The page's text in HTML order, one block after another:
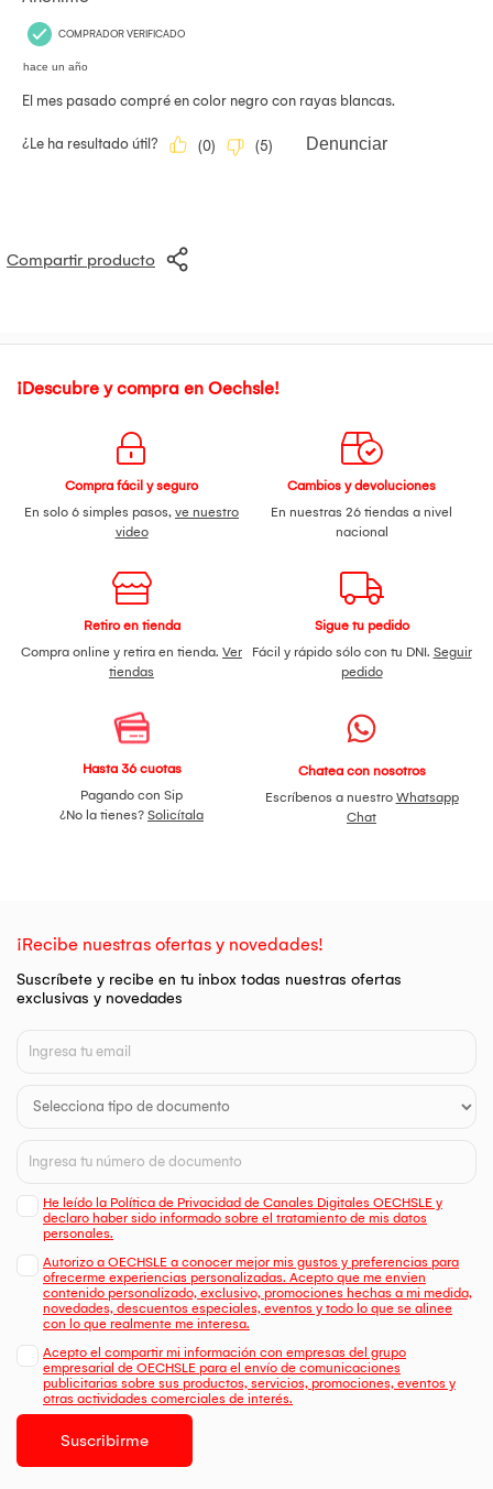
Compartir producto
¡Descubre y compra en Oechsle!
Compra fácil y seguro
En solo 6 simples pasos, ve nuestro
video
Cambios y devoluciones
En nuestras 26 tiendas a nivel
nacional
Retiro en tienda
Compra online y retira en tienda. Ver
tiendas
Sigue tu pedido
Fácil y rápido sólo con tu DNI. Seguir
pedido
Hasta 36 cuotas
Pagando con Sip
¿No la tienes? Solicítala
Chatea con nosotros
Escríbenos a nuestro Whatsapp
Chat
¡Recibe nuestras ofertas y novedades!
Suscríbete y recibe en tu inbox todas nuestras ofertas
exclusivas y novedades
He leído la Política de Privacidad de Canales Digitales OECHSLE y
declaro haber sido informado sobre el tratamiento de mis datos
personales.
Autorizo a OECHSLE a conocer mejor mis gustos y preferencias para
ofrecerme experiencias personalizadas. Acepto que me envien
contenido personalizado, exclusivo, promociones hechas a mi medida,
novedades, descuentos especiales, eventos y todo lo que se alinee
con lo que realmente me interesa.
Acepto el compartir mi información con empresas del grupo
empresarial de OECHSLE para el envío de comunicaciones
publicitarias sobre sus productos, servicios, promociones, eventos y
otras actividades comerciales de interés.
Suscribirme